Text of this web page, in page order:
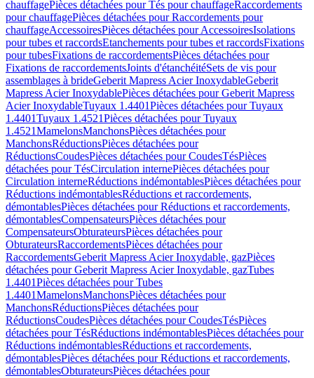
chauffagePièces détachées pour Tés pour chauffageRaccordements
pour chauffagePièces détachées pour Raccordements pour
chauffageAccessoiresPièces détachées pour AccessoiresIsolations
pour tubes et raccordsEtanchements pour tubes et raccordsFixations
pour tubesFixations de raccordementsPièces détachées pour
Fixations de raccordementsJoints d'étanchéitéSets de vis pour
assemblages à brideGeberit Mapress Acier InoxydableGeberit
Mapress Acier InoxydablePièces détachées pour Geberit Mapress
Acier InoxydableTuyaux 1.4401Pièces détachées pour Tuyaux
1.4401Tuyaux 1.4521Pièces détachées pour Tuyaux
1.4521MamelonsManchonsPièces détachées pour
ManchonsRéductionsPièces détachées pour
RéductionsCoudesPièces détachées pour CoudesTésPièces
détachées pour TésCirculation internePièces détachées pour
Circulation interneRéductions indémontablesPièces détachées pour
Réductions indémontablesRéductions et raccordements,
démontablesPièces détachées pour Réductions et raccordements,
démontablesCompensateursPièces détachées pour
CompensateursObturateursPièces détachées pour
ObturateursRaccordementsPièces détachées pour
RaccordementsGeberit Mapress Acier Inoxydable, gazPièces
détachées pour Geberit Mapress Acier Inoxydable, gazTubes
1.4401Pièces détachées pour Tubes
1.4401MamelonsManchonsPièces détachées pour
ManchonsRéductionsPièces détachées pour
RéductionsCoudesPièces détachées pour CoudesTésPièces
détachées pour TésRéductions indémontablesPièces détachées pour
Réductions indémontablesRéductions et raccordements,
démontablesPièces détachées pour Réductions et raccordements,
démontablesObturateursPièces détachées pour